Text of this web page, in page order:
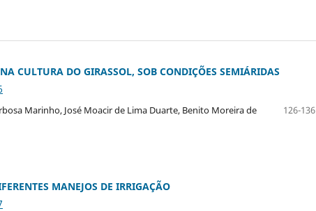
CULTURA DO GIRASSOL, SOB CONDIÇÕES SEMIÁRIDAS
Marinho, José Moacir de Lima Duarte, Benito Moreira de
126-136
MANEJOS DE IRRIGAÇÃO